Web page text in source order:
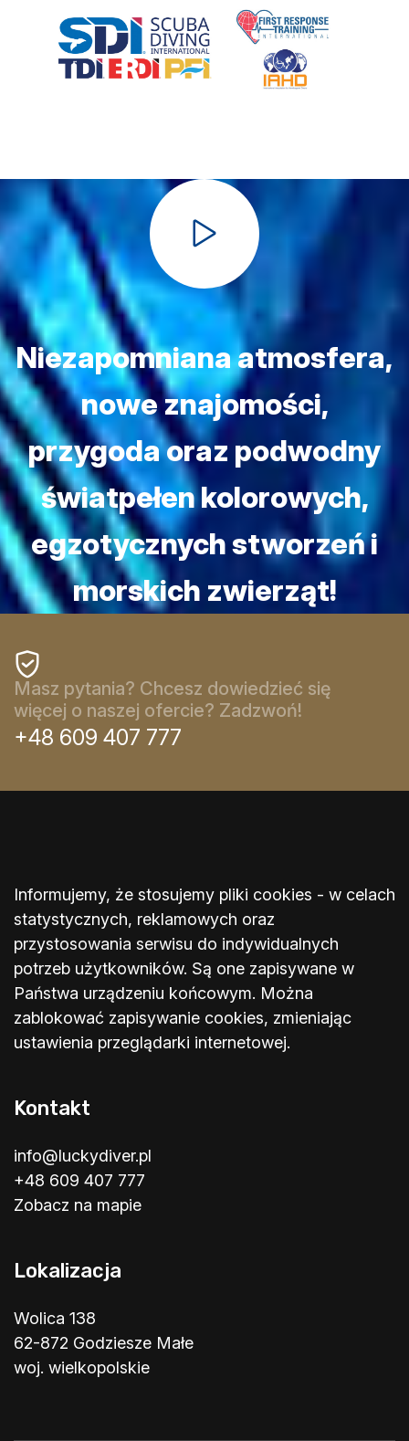
Niezapomniana atmosfera,
nowe znajomości,
przygoda oraz podwodny
światpełen kolorowych,
egzotycznych stworzeń i
morskich zwierząt!
Masz pytania? Chcesz dowiedzieć się
więcej o naszej ofercie? Zadzwoń!
+48 609 407 777
Informujemy, że stosujemy pliki cookies - w celach
statystycznych, reklamowych oraz
przystosowania serwisu do indywidualnych
potrzeb użytkowników. Są one zapisywane w
Państwa urządzeniu końcowym. Można
zablokować zapisywanie cookies, zmieniając
ustawienia przeglądarki internetowej.
Kontakt
info@luckydiver.pl
+48 609 407 777
Zobacz na mapie
Lokalizacja
Wolica 138
62-872 Godziesze Małe
woj. wielkopolskie